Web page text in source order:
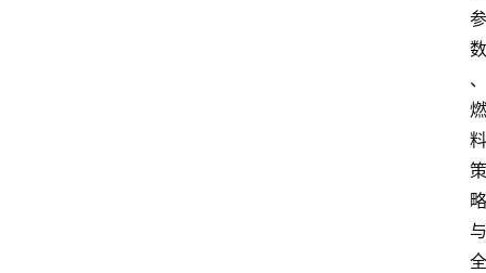
参
数
、
燃
料
策
略
与
全